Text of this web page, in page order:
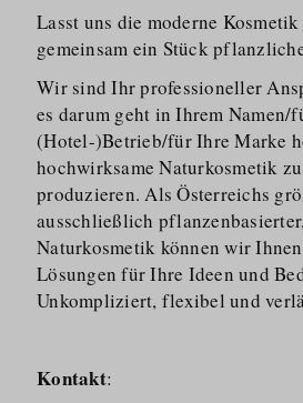
Lasst uns die moderne
gemeinsam ein Stück
Wir sind Ihr professioneller
es darum geht in Ihrem Namen/​
(Hotel-)Betrieb/​für Ihre Marke
hochwirksame Naturkosmetik
produzieren. Als Österreichs
ausschließlich
Naturkosmetik können wir
Lösungen für Ihre Ideen und
Unkompliziert, flexibel und
Kontakt: